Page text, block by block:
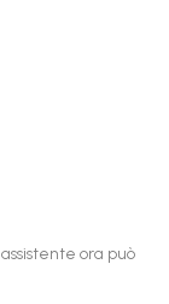
ora può